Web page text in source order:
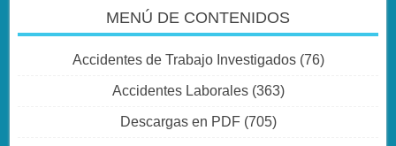
MENÚ DE CONTENIDOS
Accidentes de Trabajo Investigados(76)
Accidentes Laborales(363)
Descargas en PDF(705)